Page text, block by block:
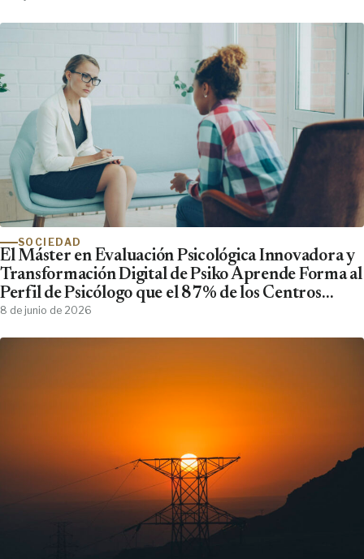
SOCIEDAD
El Máster en Evaluación Psicológica Innovadora y
Transformación Digital de Psiko Aprende Forma al
Perfil de Psicólogo que el 87% de los Centros
Clínicos Demanda y No Encuentra
8 de junio de 2026